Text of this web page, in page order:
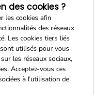
320g
des cookies ?
les cookies afin
des réseaux
Les cookies tiers liés
utilisés pour vous
les réseaux sociaux,
Acceptez-vous ces
à l'utilisation de